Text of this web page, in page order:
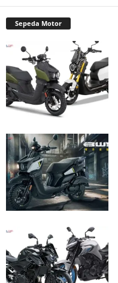
Sepeda Motor